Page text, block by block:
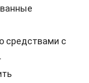
средствами с